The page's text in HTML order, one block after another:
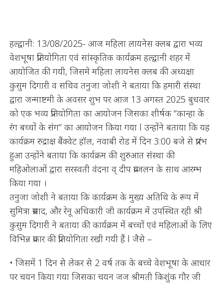
हल्द्वानी: 13/08/2025- आज महिला लायनेस क्लब द्वारा भव्य
वेशभूषा प्रतियोगिता एवं सांस्कृतिक कार्यक्रम हल्द्वानी शहर में
आयोजित की गयी, जिसमे महिला लायनेस क्लब की अध्यक्षा
कुसुम दिगारी व सचिव तनुजा जोशी ने बताया कि हमारी संस्था
द्वारा जन्माष्टमी के अवसर शुभ पर आज 13 अगस्त 2025 बुधवार
को एक भव्य प्रतियोगिता का आयोजन जिसका शीर्षक “कान्हा के
रंग बच्चों के संग” का आयोजन किया गया l उन्होंने बताया कि यह
कार्यक्रम रुद्राक्ष बैंक्वेट हॉल, नवाबी रोड में दिन 3:00 बजे से प्रारंभ
हुआ उन्होंने बताया कि कार्यक्रम की शुरुआत संस्था की
महिओलाओं द्वारा सरस्वती वंदना व् दीप प्रव्जलन के साथ आरम्भ
किया गया ।
तनुजा जोशी ने बताया कि कार्यक्रम के मुख्य अतिथि के रूप में
सुमित्रा प्रसाद, और रेनू अधिकारी जी कार्यक्रम में उपस्थित रही श्री
कुसुम दिगारी ने बताया की कार्यक्रम में बच्चों एवं महिलाओं के लिए
विभिन्न प्रकार की प्रतियोगिता रखी गयी हैं l जैसे –
• जिसमें 1 दिन से लेकर से 2 वर्ष तक के बच्चे वेशभूषा के आधार
पर चयन किया गया जिसका चयन जज श्रीमती किशुंक गौर जी